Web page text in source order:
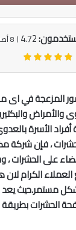
4.72
(
8
المزعجة في اى
والأمراض
الأسرة
، فإن شركة
على الحشرات ،
الكرام
مستمر.حيث يعد
الحشرات